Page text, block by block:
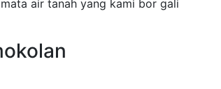
air tanah yang kami bor gali